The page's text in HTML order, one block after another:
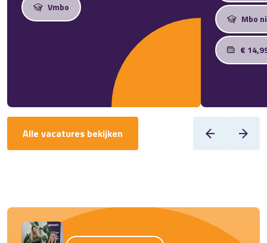
Vmbo
Mbo
€
Alle vacatures bekijken